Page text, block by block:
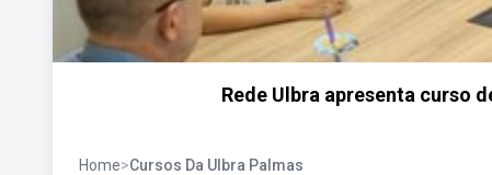
Rede Ulbra apresenta curso
Home>Cursos Da Ulbra Palmas